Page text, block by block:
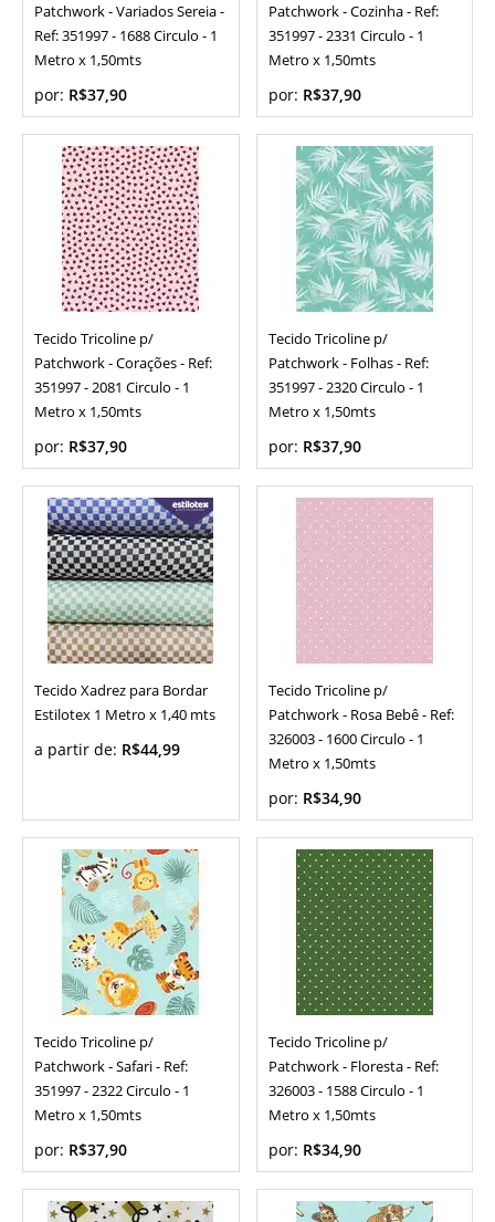
Patchwork - Variados Sereia -
Ref: 351997 - 1688 Circulo - 1
Metro x 1,50mts
por: R$37,90
Patchwork - Cozinha - Ref:
351997 - 2331 Circulo - 1
Metro x 1,50mts
por: R$37,90
Tecido Tricoline p/
Patchwork - Corações - Ref:
351997 - 2081 Circulo - 1
Metro x 1,50mts
por: R$37,90
Tecido Tricoline p/
Patchwork - Folhas - Ref:
351997 - 2320 Circulo - 1
Metro x 1,50mts
por: R$37,90
Tecido Xadrez para Bordar
Estilotex 1 Metro x 1,40 mts
a partir de: R$44,99
Tecido Tricoline p/
Patchwork - Rosa Bebê - Ref:
326003 - 1600 Circulo - 1
Metro x 1,50mts
por: R$34,90
Tecido Tricoline p/
Patchwork - Safari - Ref:
351997 - 2322 Circulo - 1
Metro x 1,50mts
por: R$37,90
Tecido Tricoline p/
Patchwork - Floresta - Ref:
326003 - 1588 Circulo - 1
Metro x 1,50mts
por: R$34,90